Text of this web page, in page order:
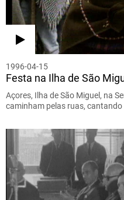
1996-04-15
Festa na Ilha de São
Açores, Ilha de São Miguel, na
caminham pelas ruas,